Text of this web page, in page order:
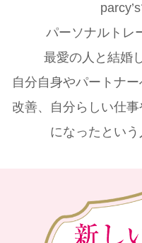
パーソナルトレ
最愛の人と結婚
自分自身やパートナ
改善、自分らしい仕
になったという